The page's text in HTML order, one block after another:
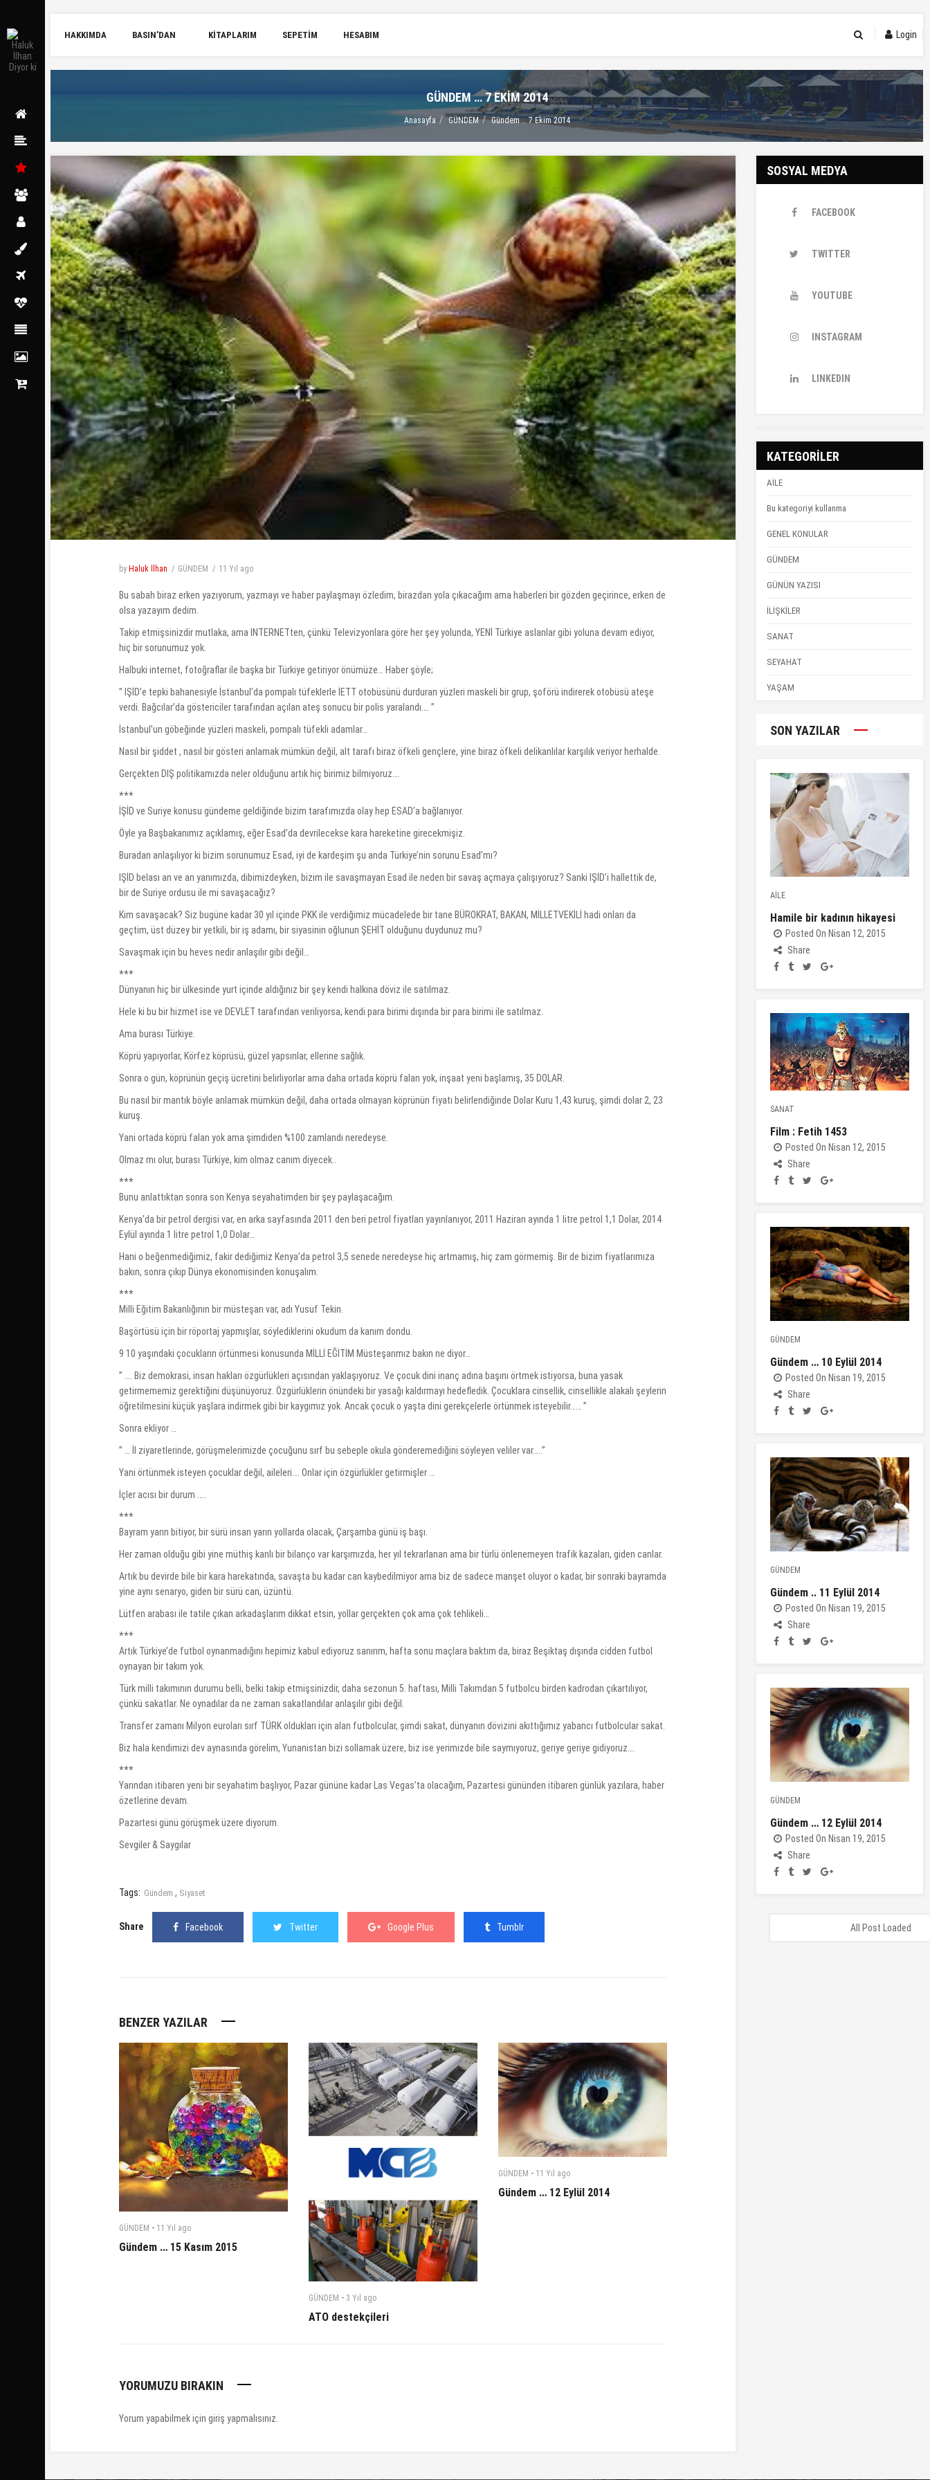
HAKKIMDA BASIN’DAN KITAPLARIM SEPETIM HESABIM Login
GÜNDEM … 7 EKIM 2014
Anasayfa GÜNDEM Gündem … 7 Ekim 2014
byHaluk İlhan GÜNDEM 11 Yıl ago
Bu sabah biraz erken yazıyorum, yazmayı ve haber paylaşmayı özledim, birazdan yola çıkacağım ama haberleri bir gözden geçirince, erken de
olsa yazayım dedim.
Takip etmişsinizdir mutlaka, ama INTERNETten, çünkü Televizyonlara göre her şey yolunda, YENİ Türkiye aslanlar gibi yoluna devam ediyor,
hiç bir sorunumuz yok.
Halbuki internet, fotoğraflar ile başka bir Türkiye getiriyor önümüze… Haber şöyle;
” IŞİD’e tepki bahanesiyle İstanbul’da pompalı tüfeklerle İETT otobüsünü durduran yüzleri maskeli bir grup, şoförü indirerek otobüsü ateşe
verdi. Bağcılar’da göstericiler tarafından açılan ateş sonucu bir polis yaralandı…. ”
İstanbul’un göbeğinde yüzleri maskeli, pompalı tüfekli adamlar…
Nasıl bir şiddet , nasıl bir gösteri anlamak mümkün değil, alt tarafı biraz öfkeli gençlere, yine biraz öfkeli delikanlılar karşılık veriyor herhalde.
Gerçekten DIŞ politikamızda neler olduğunu artık hiç birimiz bilmiyoruz….
***
İŞİD ve Suriye konusu gündeme geldiğinde bizim tarafımızda olay hep ESAD’a bağlanıyor.
Öyle ya Başbakanımız açıklamış, eğer Esad’da devrilecekse kara hareketine girecekmişiz.
Buradan anlaşılıyor ki bizim sorunumuz Esad, iyi de kardeşim şu anda Türkiye’nin sorunu Esad’mı?
IŞİD belası an ve an yanımızda, dibimizdeyken, bizim ile savaşmayan Esad ile neden bir savaş açmaya çalışıyoruz? Sanki IŞİD’i hallettik de,
bir de Suriye ordusu ile mi savaşacağız?
Kim savaşacak? Siz bugüne kadar 30 yıl içinde PKK ile verdiğimiz mücadelede bir tane BÜROKRAT, BAKAN, MİLLETVEKİLİ hadi onları da
geçtim, üst düzey bir yetkili, bir iş adamı, bir siyasinin oğlunun ŞEHİT olduğunu duydunuz mu?
Savaşmak için bu heves nedir anlaşılır gibi değil…
***
Dünyanın hiç bir ülkesinde yurt içinde aldığınız bir şey kendi halkına döviz ile satılmaz.
Hele ki bu bir hizmet ise ve DEVLET tarafından veriliyorsa, kendi para birimi dışında bir para birimi ile satılmaz.
Ama burası Türkiye.
Köprü yapıyorlar, Körfez köprüsü, güzel yapsınlar, ellerine sağlık.
Sonra o gün, köprünün geçiş ücretini belirliyorlar ama daha ortada köprü falan yok, inşaat yeni başlamış, 35 DOLAR.
Bu nasıl bir mantık böyle anlamak mümkün değil, daha ortada olmayan köprünün fiyatı belirlendiğinde Dolar Kuru 1,43 kuruş, şimdi dolar 2, 23
kuruş.
Yani ortada köprü falan yok ama şimdiden %100 zamlandı neredeyse.
Olmaz mı olur, burası Türkiye, kim olmaz canım diyecek..
***
Bunu anlattıktan sonra son Kenya seyahatimden bir şey paylaşacağım.
Kenya’da bir petrol dergisi var, en arka sayfasında 2011 den beri petrol fiyatları yayınlanıyor, 2011 Haziran ayında 1 litre petrol 1,1 Dolar, 2014
Eylül ayında 1 litre petrol 1,0 Dolar…
Hani o beğenmediğimiz, fakir dediğimiz Kenya’da petrol 3,5 senede neredeyse hiç artmamış, hiç zam görmemiş. Bir de bizim fiyatlarımıza
bakın, sonra çıkıp Dünya ekonomisinden konuşalım.
***
Milli Eğitim Bakanlığının bir müsteşarı var, adı Yusuf Tekin.
Başörtüsü için bir röportaj yapmışlar, söylediklerini okudum da kanım dondu.
9 10 yaşındaki çocukların örtünmesi konusunda MİLLİ EĞİTİM Müsteşarımız bakın ne diyor…
” …. Biz demokrasi, insan hakları özgürlükleri açısından yaklaşıyoruz. Ve çocuk dini inanç adına başını örtmek istiyorsa, buna yasak
getirmememiz gerektiğini düşünüyoruz. Özgürlüklerin önündeki bir yasağı kaldırmayı hedefledik. Çocuklara cinsellik, cinsellikle alakalı şeylerin
öğretilmesini küçük yaşlara indirmek gibi bir kaygımız yok. Ancak çocuk o yaşta dini gerekçelerle örtünmek isteyebilir…… ”
Sonra ekliyor …
” … İl ziyaretlerinde, görüşmelerimizde çocuğunu sırf bu sebeple okula gönderemediğini söyleyen veliler var…..”
Yani örtünmek isteyen çocuklar değil, aileleri…. Onlar için özgürlükler getirmişler …
İçler acısı bir durum …..
***
Bayram yarın bitiyor, bir sürü insan yarın yollarda olacak, Çarşamba günü iş başı.
Her zaman olduğu gibi yine müthiş kanlı bir bilanço var karşımızda, her yıl tekrarlanan ama bir türlü önlenemeyen trafik kazaları, giden canlar.
Artık bu devirde bile bir kara harekatında, savaşta bu kadar can kaybedilmiyor ama biz de sadece manşet oluyor o kadar, bir sonraki bayramda
yine aynı senaryo, giden bir sürü can, üzüntü.
Lütfen arabası ile tatile çıkan arkadaşlarım dikkat etsin, yollar gerçekten çok ama çok tehlikeli…
***
Artık Türkiye’de futbol oynanmadığını hepimiz kabul ediyoruz sanırım, hafta sonu maçlara baktım da, biraz Beşiktaş dışında cidden futbol
oynayan bir takım yok.
Türk milli takımının durumu belli, belki takip etmişsinizdir, daha sezonun 5. haftası, Milli Takımdan 5 futbolcu birden kadrodan çıkartılıyor,
çünkü sakatlar. Ne oynadılar da ne zaman sakatlandılar anlaşılır gibi değil.
Transfer zamanı Milyon euroları sırf TÜRK oldukları için alan futbolcular, şimdi sakat, dünyanın dövizini akıttığımız yabancı futbolcular sakat.
Biz hala kendimizi dev aynasında görelim, Yunanistan bizi sollamak üzere, biz ise yerimizde bile saymıyoruz, geriye geriye gidiyoruz….
***
Yarından itibaren yeni bir seyahatim başlıyor, Pazar gününe kadar Las Vegas’ta olacağım, Pazartesi gününden itibaren günlük yazılara, haber
özetlerine devam.
Pazartesi günü görüşmek üzere diyorum.
Sevgiler & Saygılar
Tags: Gündem , Siyaset
Share Facebook Twitter Google Plus Tumblr
BENZER YAZILAR
GÜNDEM - 11 Yıl ago
Gündem … 15 Kasım 2015
GÜNDEM - 3 Yıl ago
ATO destekçileri
GÜNDEM - 11 Yıl ago
Gündem … 12 Eylül 2014
YORUMUZU BIRAKIN
Yorum yapabilmek içingiriş yapmalısınız
SOSYAL MEDYA
FACEBOOK
TWITTER
YOUTUBE
INSTAGRAM
LINKEDIN
KATEGORİLER
AİLE
Bu kategoriyi kullanma
GENEL KONULAR
GÜNDEM
GÜNÜN YAZISI
İLİŞKİLER
SANAT
SEYAHAT
YAŞAM
SON YAZILAR
AİLE
Hamile bir kadının hikayesi
Posted On Nisan 12, 2015
Share
SANAT
Film : Fetih 1453
Posted On Nisan 12, 2015
Share
GÜNDEM
Gündem … 10 Eylül 2014
Posted On Nisan 19, 2015
Share
GÜNDEM
Gündem .. 11 Eylül 2014
Posted On Nisan 19, 2015
Share
GÜNDEM
Gündem … 12 Eylül 2014
Posted On Nisan 19, 2015
Share
All Post Loaded